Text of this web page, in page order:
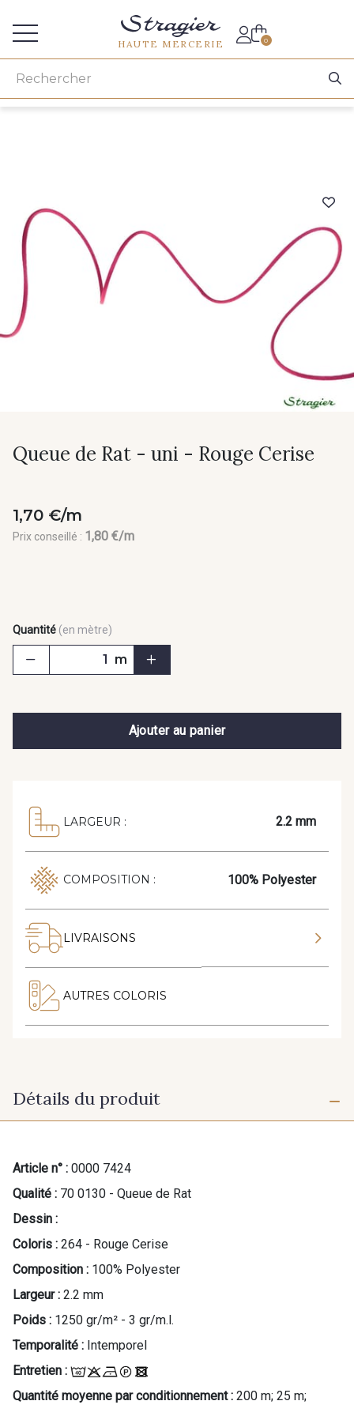
HAUTE MERCERIE 0
Queue de Rat - uni - Rouge Cerise
1,70 €/m
Prix conseillé : 1,80 €/m
Quantité (en mètre)
m
Ajouter au panier
LARGEUR : 2.2 mm
COMPOSITION : 100% Polyester
LIVRAISONS
AUTRES COLORIS
Détails du produit
Article n° : 0000 7424
Qualité : 70 0130 - Queue de Rat
Dessin :
Coloris : 264 - Rouge Cerise
Composition : 100% Polyester
Largeur : 2.2 mm
Poids : 1250 gr/m² - 3 gr/m.l.
Temporalité : Intemporel
Entretien :
Quantité moyenne par conditionnement : 200 m; 25 m;